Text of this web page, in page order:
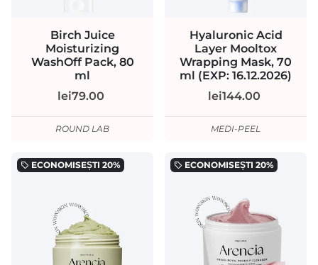
Birch Juice
Moisturizing
WashOff Pack, 80
ml
lei79.00
ROUND LAB
Hyaluronic Acid
Layer Mooltox
Wrapping Mask, 70
ml (EXP: 16.12.2026)
lei144.00
MEDI-PEEL
local_offer ECONOMISEȘTI 20% local_offer ECONOMISEȘTI 20%